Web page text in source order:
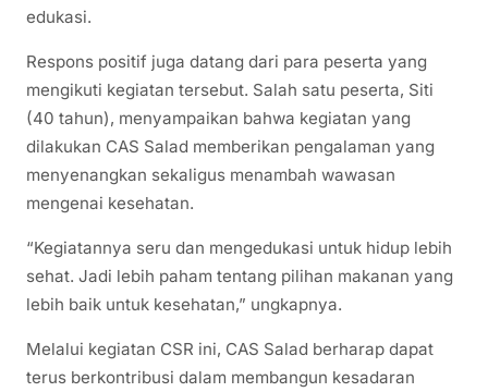
edukasi.
Respons positif juga datang dari para peserta yang
mengikuti kegiatan tersebut. Salah satu peserta, Siti
(40 tahun), menyampaikan bahwa kegiatan yang
dilakukan CAS Salad memberikan pengalaman yang
menyenangkan sekaligus menambah wawasan
mengenai kesehatan.
“Kegiatannya seru dan mengedukasi untuk hidup lebih
sehat. Jadi lebih paham tentang pilihan makanan yang
lebih baik untuk kesehatan,” ungkapnya.
Melalui kegiatan CSR ini, CAS Salad berharap dapat
terus berkontribusi dalam membangun kesadaran